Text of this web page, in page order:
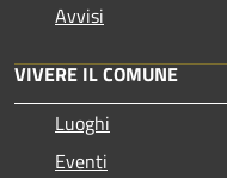
Avvisi
VIVERE IL COMUNE
Luoghi
Eventi